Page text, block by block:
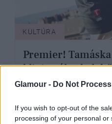
Glamour - Do Not
If you wish to opt-out of the
processing of your personal
KULTÚRA
Premier!
klipje nálunk